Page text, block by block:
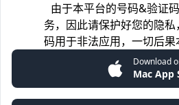
由于本平台的号码&验证
务，因此请保护好您的隐
码用于非法应用，一切后果
Download
Mac App